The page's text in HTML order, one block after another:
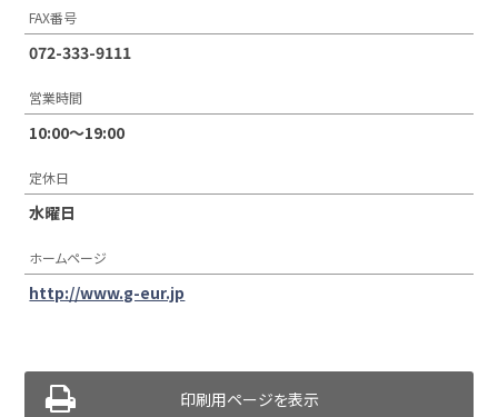
FAX番号
072-333-9111
営業時間
10:00〜19:00
定休日
水曜日
ホームページ
http://www.g-eur.jp
印刷用ページを表示